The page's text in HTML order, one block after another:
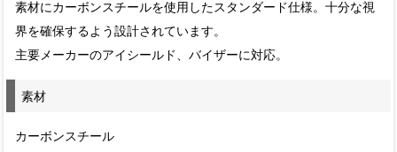
素材にカーボンスチールを使用したスタンダード仕様。十分な視
界を確保するよう設計されています。
主要メーカーのアイシールド、バイザーに対応。
素材
カーボンスチール